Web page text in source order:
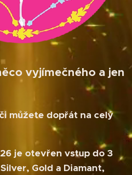
vyjímečného a jen
můžete dopřát na celý
je otevřen vstup do 3
Silver, Gold a Diamant,